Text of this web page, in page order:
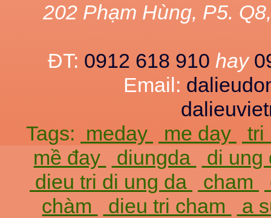
202 Phạm Hùng, P5.
ĐT: 0912 618 910 hay
Email:
Tags: meday me day
tri
mề đay
diungda
di
dieu tri di ung da
cham
chàm
dieu tri cham
a